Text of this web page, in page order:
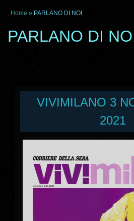
Home » PARLANO DI NOI
PARLANO DI
VIVIMILANO 3
2021